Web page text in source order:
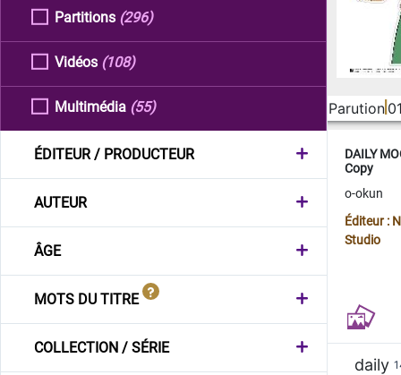
Partitions (296)
Vidéos (108)
Multimédia (55)
ÉDITEUR / PRODUCTEUR
AUTEUR
ÂGE
MOTS DU TITRE
COLLECTION / SÉRIE
Parution
DAILY
Copy
o-okun
Éditeur :
Studio
daily